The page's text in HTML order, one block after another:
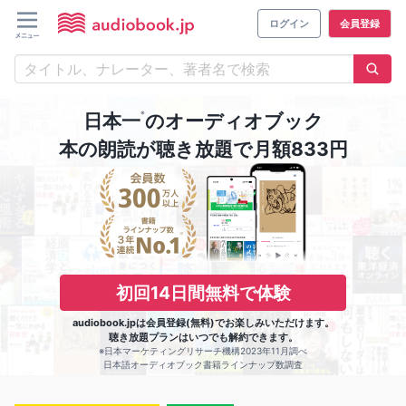
ログイン 会員登録
日本一※のオーディオブック
本の朗読が聴き放題で月額833円
初回14日間無料で体験
audiobook.jpは会員登録(無料)でお楽しみいただけます。
聴き放題プランはいつでも解約できます。
※日本マーケティングリサーチ機構2023年11月調べ
日本語オーディオブック書籍ラインナップ数調査